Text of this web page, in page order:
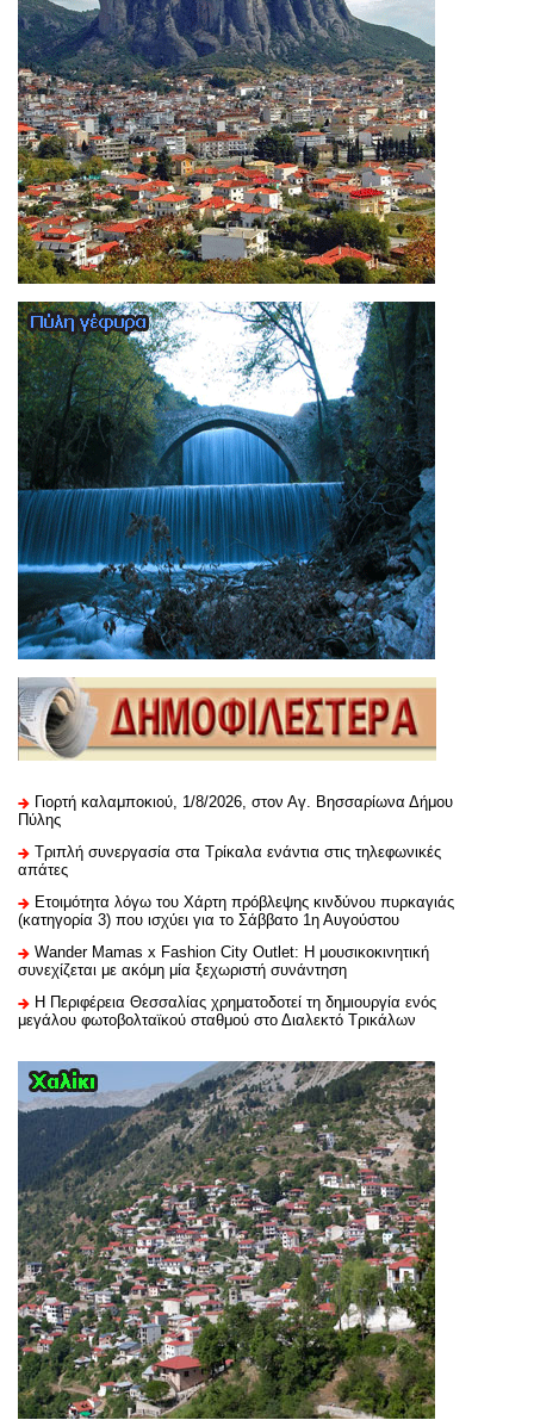
Γιορτή καλαμποκιού, 1/8/2026, στον Αγ. Βησσαρίωνα Δήμου
Πύλης
Τριπλή συνεργασία στα Τρίκαλα ενάντια στις τηλεφωνικές
απάτες
Ετοιμότητα λόγω του Χάρτη πρόβλεψης κινδύνου πυρκαγιάς
(κατηγορία 3) που ισχύει για το Σάββατο 1η Αυγούστου
Wander Mamas x Fashion City Outlet: Η μουσικοκινητική
συνεχίζεται με ακόμη μία ξεχωριστή συνάντηση
H Περιφέρεια Θεσσαλίας χρηματοδοτεί τη δημιουργία ενός
μεγάλου φωτοβολταϊκού σταθμού στο Διαλεκτό Τρικάλων